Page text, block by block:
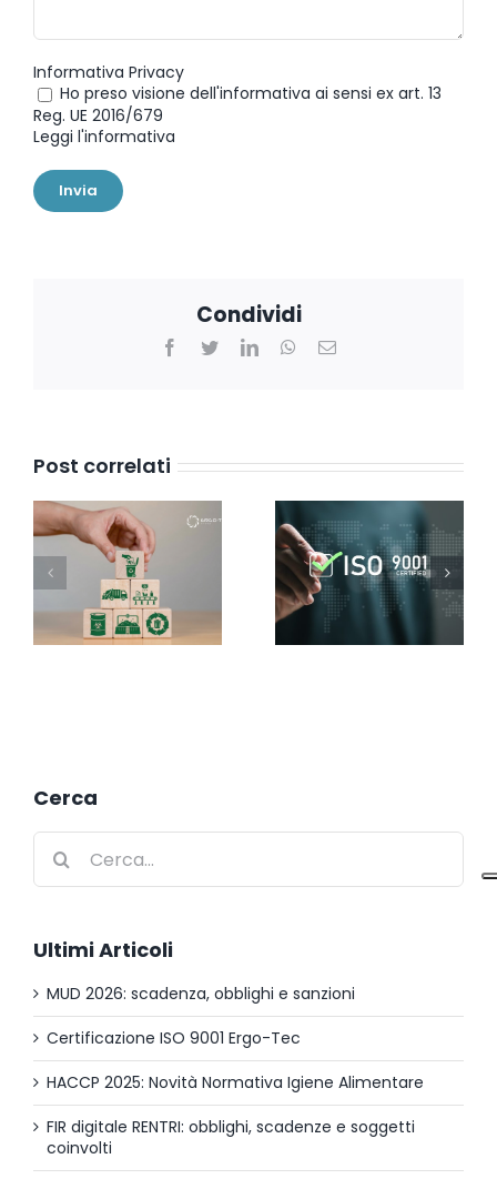
Informativa Privacy
Ho preso visione dell'informativa ai sensi ex art. 13
Reg. UE 2016/679
Leggi l'informativa
Condividi
Facebook
TwitterLinkedInWhatsApp
Email
Post correlati
Cerca
Cerca
per:
Ultimi Articoli
MUD 2026: scadenza, obblighi e sanzioni
Certificazione ISO 9001 Ergo-Tec
HACCP 2025: Novità Normativa Igiene Alimentare
FIR digitale RENTRI: obblighi, scadenze e soggetti
coinvolti